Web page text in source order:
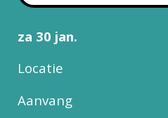
za 30 jan.
Locatie
Aanvang